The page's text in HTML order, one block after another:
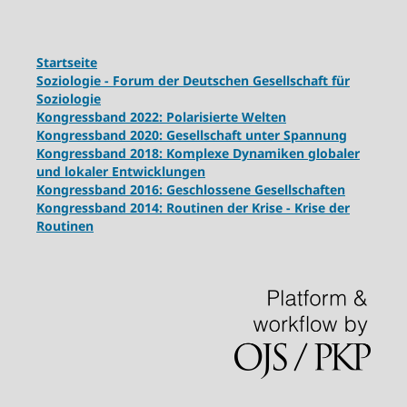
Startseite
Soziologie - Forum der Deutschen Gesellschaft für
Soziologie
Kongressband 2022: Polarisierte Welten
Kongressband 2020: Gesellschaft unter Spannung
Kongressband 2018: Komplexe Dynamiken globaler
und lokaler Entwicklungen
Kongressband 2016: Geschlossene Gesellschaften
Kongressband 2014: Routinen der Krise - Krise der
Routinen